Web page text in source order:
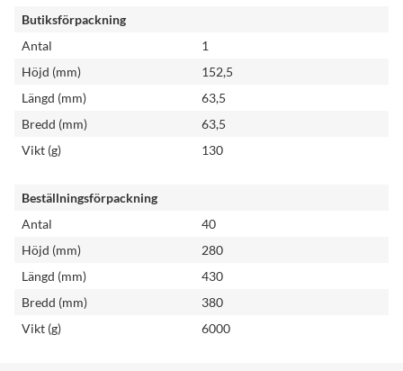
Butiksförpackning
Antal
1
Höjd (mm)
152,5
Längd (mm)
63,5
Bredd (mm)
63,5
Vikt (g)
130
Beställningsförpackning
Antal
40
Höjd (mm)
280
Längd (mm)
430
Bredd (mm)
380
Vikt (g)
6000